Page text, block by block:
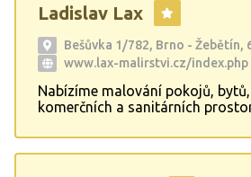
Ladislav Lax
Bešůvka 1/782, Brno - Žebětín,
www.lax-malirstvi.cz/index.php
Nabízíme malování pokojů,
komerčních a sanitárních
truhlářských výrobků, nátěry